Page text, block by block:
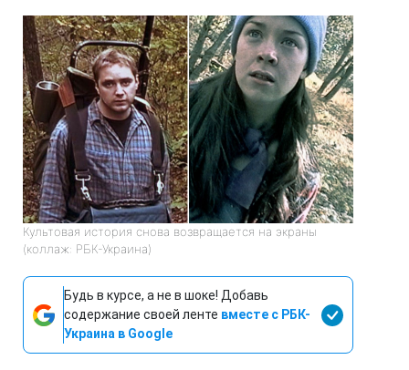
Культовая история снова возвращается на экраны
(коллаж: РБК-Украина)
Будь в курсе, а не в шоке! Добавь
содержание своей ленте вместе с РБК-
Украина в Google